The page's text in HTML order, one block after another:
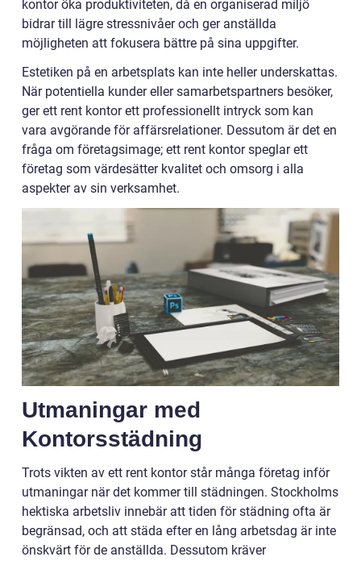
kontor öka produktiviteten, då en organiserad miljö
bidrar till lägre stressnivåer och ger anställda
möjligheten att fokusera bättre på sina uppgifter.
Estetiken på en arbetsplats kan inte heller underskattas.
När potentiella kunder eller samarbetspartners besöker,
ger ett rent kontor ett professionellt intryck som kan
vara avgörande för affärsrelationer. Dessutom är det en
fråga om företagsimage; ett rent kontor speglar ett
företag som värdesätter kvalitet och omsorg i alla
aspekter av sin verksamhet.
Utmaningar med
Kontorsstädning
Trots vikten av ett rent kontor står många företag inför
utmaningar när det kommer till städningen. Stockholms
hektiska arbetsliv innebär att tiden för städning ofta är
begränsad, och att städa efter en lång arbetsdag är inte
önskvärt för de anställda. Dessutom kräver